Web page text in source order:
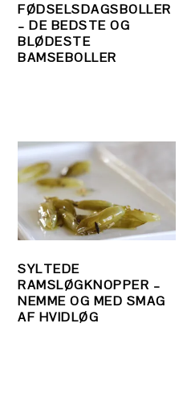
FØDSELSDAGSBOLLER
– DE BEDSTE OG
BLØDESTE
BAMSEBOLLER
SYLTEDE
RAMSLØGKNOPPER –
NEMME OG MED SMAG
AF HVIDLØG